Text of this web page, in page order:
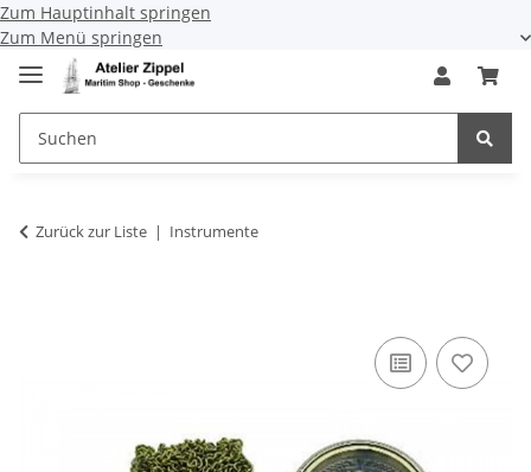
Zum Hauptinhalt springen
Zum Menü springen
Zurück zur Liste Instrumente